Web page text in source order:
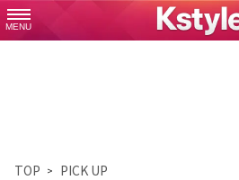
MENU
TOP PICK UP